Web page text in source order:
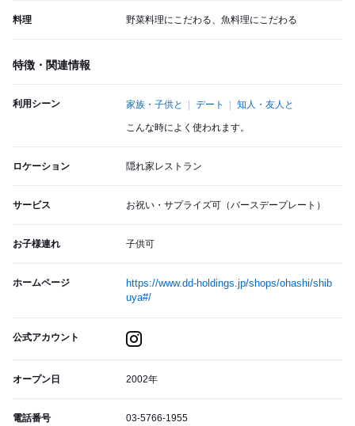
料理 野菜料理にこだわる、魚料理にこだわる
特徴・関連情報
利用シーン 家族・子供と デート 知人・友人と
こんな時によく使われます。
ロケーション 隠れ家レストラン
サービス お祝い・サプライズ可（バースデープレート）
お子様連れ 子供可
ホームページ
https://www.dd-holdings.jp/shops/ohashi/shib
uya#/
公式アカウント
オープン日 2002年
電話番号 03-5766-1955